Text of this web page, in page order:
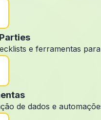
e ferramentas
de dados e